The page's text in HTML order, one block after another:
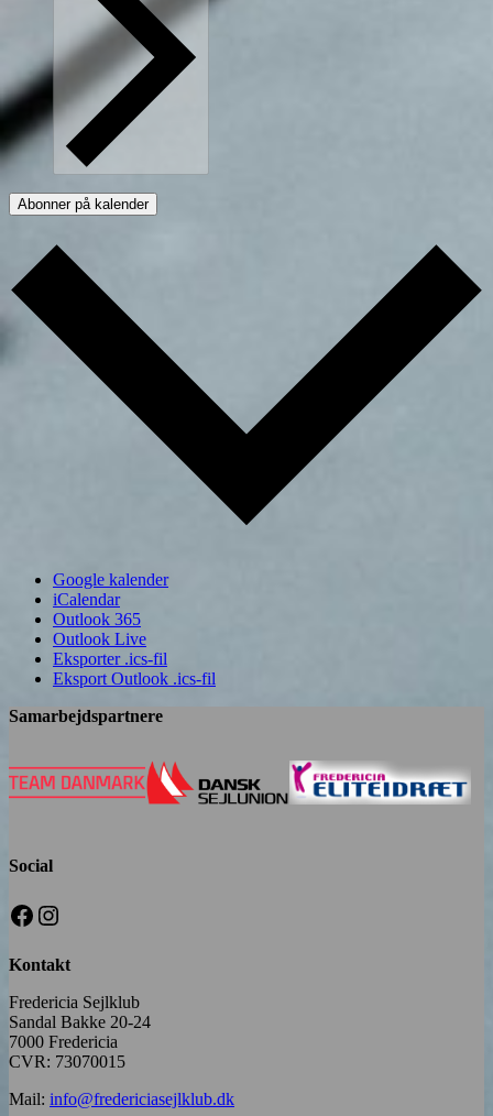
Abonner på kalender
Google kalender
iCalendar
Outlook 365
Outlook Live
Eksporter .ics-fil
Eksport Outlook .ics-fil
Samarbejdspartnere
Social
Facebook
Instagram
Kontakt
Fredericia Sejlklub
Sandal Bakke 20-24
7000 Fredericia
CVR: 73070015
Mail: info@fredericiasejlklub.dk